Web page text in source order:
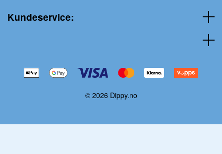
Kundeservice:
© 2026 Dippy.no